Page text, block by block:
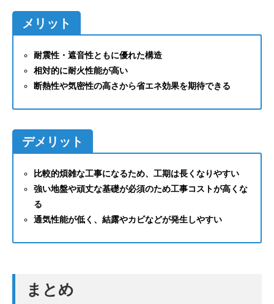
メリット
耐震性・遮音性ともに優れた構造
相対的に耐火性能が高い
断熱性や気密性の高さから省エネ効果を期待できる
デメリット
比較的煩雑な工事になるため、工期は長くなりやすい
強い地盤や頑丈な基礎が必須のため工事コストが高くな
る
通気性能が低く、結露やカビなどが発生しやすい
まとめ